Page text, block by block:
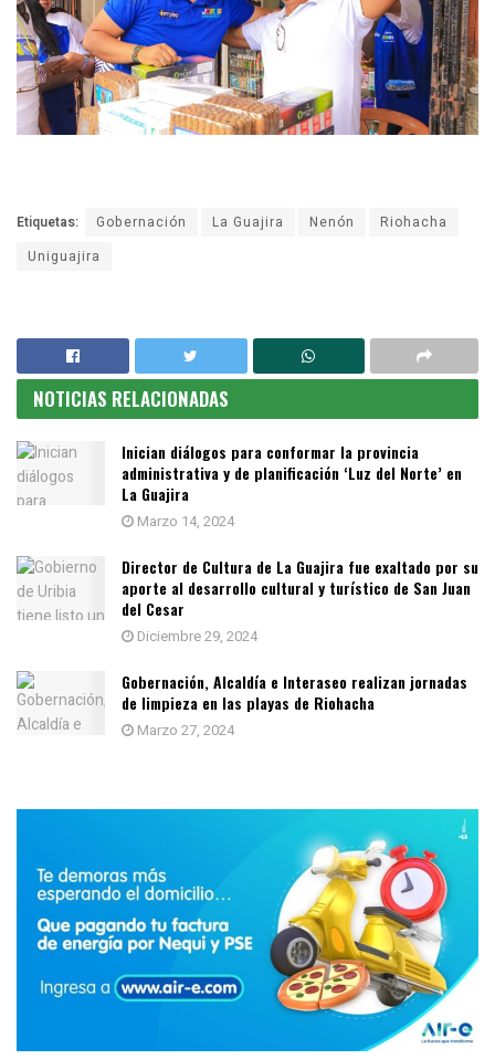
Etiquetas: Gobernación La Guajira Nenón
Riohacha
Uniguajira
NOTICIAS RELACIONADAS
Inician diálogos para conformar la provincia
administrativa y de planificación ‘Luz del Norte’ en
La Guajira
Marzo 14, 2024
Director de Cultura de La Guajira fue exaltado por su
aporte al desarrollo cultural y turístico de San Juan
del Cesar
Diciembre 29, 2024
Gobernación, Alcaldía e Interaseo realizan jornadas
de limpieza en las playas de Riohacha
Marzo 27, 2024